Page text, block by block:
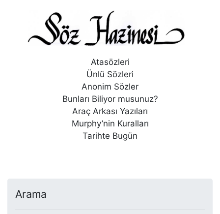
Atasözleri
Ünlü Sözleri
Anonim Sözler
Bunları Biliyor musunuz?
Araç Arkası Yazıları
Murphy’nin Kuralları
Tarihte Bugün
Arama